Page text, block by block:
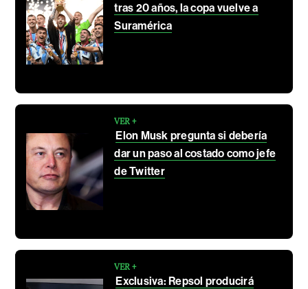
tras 20 años, la copa vuelve a
Suramérica
VER +
Elon Musk pregunta si debería
dar un paso al costado como jefe
de Twitter
VER +
Exclusiva: Repsol producirá